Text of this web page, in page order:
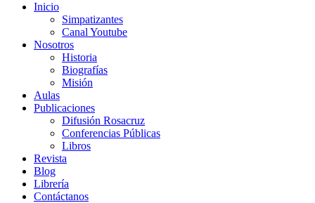
Inicio
Simpatizantes
Canal Youtube
Nosotros
Historia
Biografías
Misión
Aulas
Publicaciones
Difusión Rosacruz
Conferencias Públicas
Libros
Revista
Blog
Librería
Contáctanos